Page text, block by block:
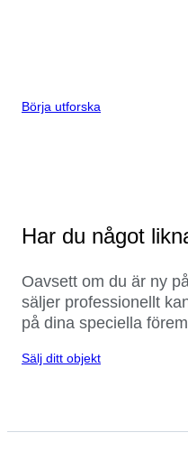
Börja utforska
Har du något
Oavsett om du är ny
säljer professionellt
på dina speciella
Sälj ditt objekt